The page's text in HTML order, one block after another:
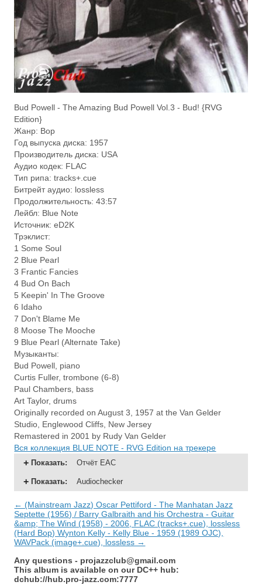
Bud Powell - The Amazing Bud Powell Vol.3 - Bud! {RVG
Edition}
Жанр: Bop
Год выпуска диска: 1957
Производитель диска: USA
Аудио кодек: FLAC
Тип рипа: tracks+.cue
Битрейт аудио: lossless
Продолжительность: 43:57
Лейбл: Blue Note
Источник: eD2K
Трэклист:
1 Some Soul
2 Blue Pearl
3 Frantic Fancies
4 Bud On Bach
5 Keepin' In The Groove
6 Idaho
7 Don't Blame Me
8 Moose The Mooche
9 Blue Pearl (Alternate Take)
Музыканты:
Bud Powell, piano
Curtis Fuller, trombone (6-8)
Paul Chambers, bass
Art Taylor, drums
Originally recorded on August 3, 1957 at the Van Gelder
Studio, Englewood Cliffs, New Jersey
Remastered in 2001 by Rudy Van Gelder
Вся коллекция BLUE NOTE - RVG Edition на трекере
Показать: Отчёт EAC
Показать: Audiochecker
← (Mainstream Jazz) Oscar Pettiford - The Manhatan Jazz
Septette (1956) / Barry Galbraith and his Orchestra - Guitar
&amp; The Wind (1958) - 2006, FLAC (tracks+.cue), lossless
(Hard Bop) Wynton Kelly - Kelly Blue - 1959 (1989 OJC),
WAVPack (image+.cue), lossless →
Any questions - projazzclub@gmail.com
This album is available on our DC++ hub:
dchub://hub.pro-jazz.com:7777